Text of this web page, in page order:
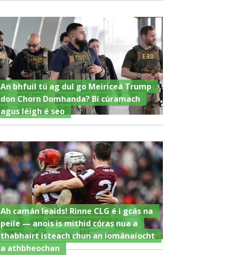
An bhfuil tú ag dul go Meiriceá Trump
don Chorn Domhanda? Bí cúramach
agus léigh é seo
Ah camán leaids! Rinne CLG é i gcás na
peile — anois is mithid córas nua a
thabhairt isteach chun an iománaíocht
a athbheochan